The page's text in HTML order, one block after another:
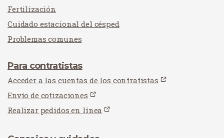
Fertilización
Cuidado estacional del césped
Problemas comunes
Para contratistas
Acceder a las cuentas de los contratistas
Envío de cotizaciones
Realizar pedidos en línea